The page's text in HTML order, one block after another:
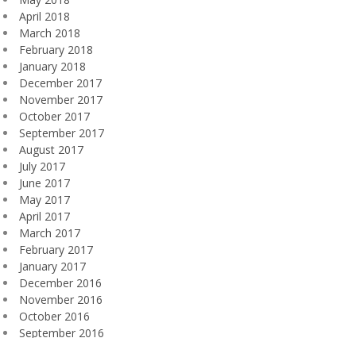
April 2018
March 2018
February 2018
January 2018
December 2017
November 2017
October 2017
September 2017
August 2017
July 2017
June 2017
May 2017
April 2017
March 2017
February 2017
January 2017
December 2016
November 2016
October 2016
September 2016